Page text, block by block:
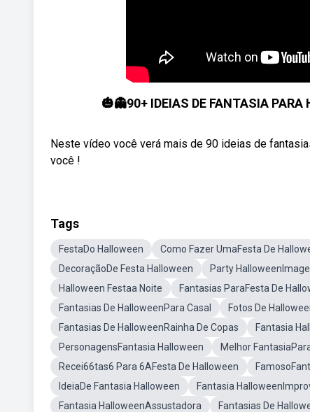
🎃👻90+ IDEIAS DE FANTASIA
Neste vídeo você verá mais de 90 ideias de
você !
Tags
FestaDo Halloween Como Fazer UmaFesta De
DecoraçãoDe Festa Halloween
Party HalloweenImage
Halloween Festaa Noite
Fantasias ParaFesta De
Fantasias De HalloweenPara Casal
Fotos De
Fantasias De HalloweenRainha De Copas
Fantasia
PersonagensFantasia Halloween
Melhor
Recei66tas6 Para 6AFesta De Halloween
IdeiaDe Fantasia Halloween
Fantasia
Fantasia HalloweenAssustadora
Fantasias De